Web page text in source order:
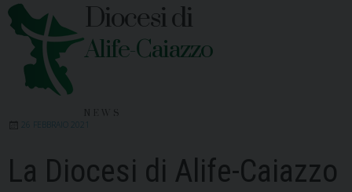
Diocesi di
Alife-Caiazzo
26 FEBBRAIO 2021
La Diocesi di Alife-Caiazzo